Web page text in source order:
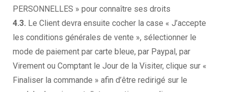
PERSONNELLES » pour connaître ses droits
4.3. Le Client devra ensuite cocher la case « J’accepte
les conditions générales de vente », sélectionner le
mode de paiement par carte bleue, par Paypal, par
Virement ou Comptant le Jour de la Visiter, clique sur «
Finaliser la commande » afin d’être redirigé sur le